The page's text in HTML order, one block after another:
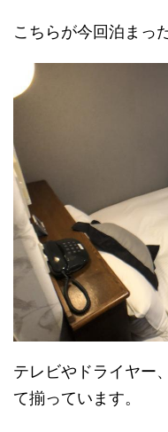
こちらが今回泊まっ
テレビやドライヤー
て揃っています。